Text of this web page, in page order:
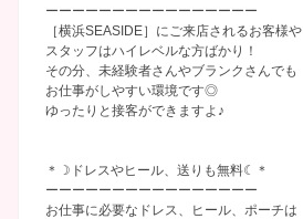
ーーーーーーーーーーーーーーーー
［横浜SEASIDE］にご来店されるお客様や
スタッフはハイレベルな方ばかり！
その分、未経験者さんやブランクさんでも
お仕事がしやすい環境です◎
ゆったりと接客ができますよ♪
＊☽ドレスやヒール、送りも無料☾＊
ーーーーーーーーーーーーーーーー
お仕事に必要なドレス、ヒール、ポーチは